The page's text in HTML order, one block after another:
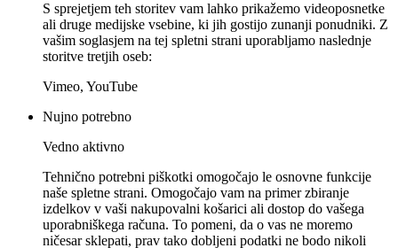
S sprejetjem teh storitev vam lahko prikažemo videoposnetke
ali druge medijske vsebine, ki jih gostijo zunanji ponudniki. Z
vašim soglasjem na tej spletni strani uporabljamo naslednje
storitve tretjih oseb:
Vimeo, YouTube
Nujno potrebno
Vedno aktivno
Tehnično potrebni piškotki omogočajo le osnovne funkcije
naše spletne strani. Omogočajo vam na primer zbiranje
izdelkov v vaši nakupovalni košarici ali dostop do vašega
uporabniškega računa. To pomeni, da o vas ne moremo
ničesar sklepati, prav tako dobljeni podatki ne bodo nikoli